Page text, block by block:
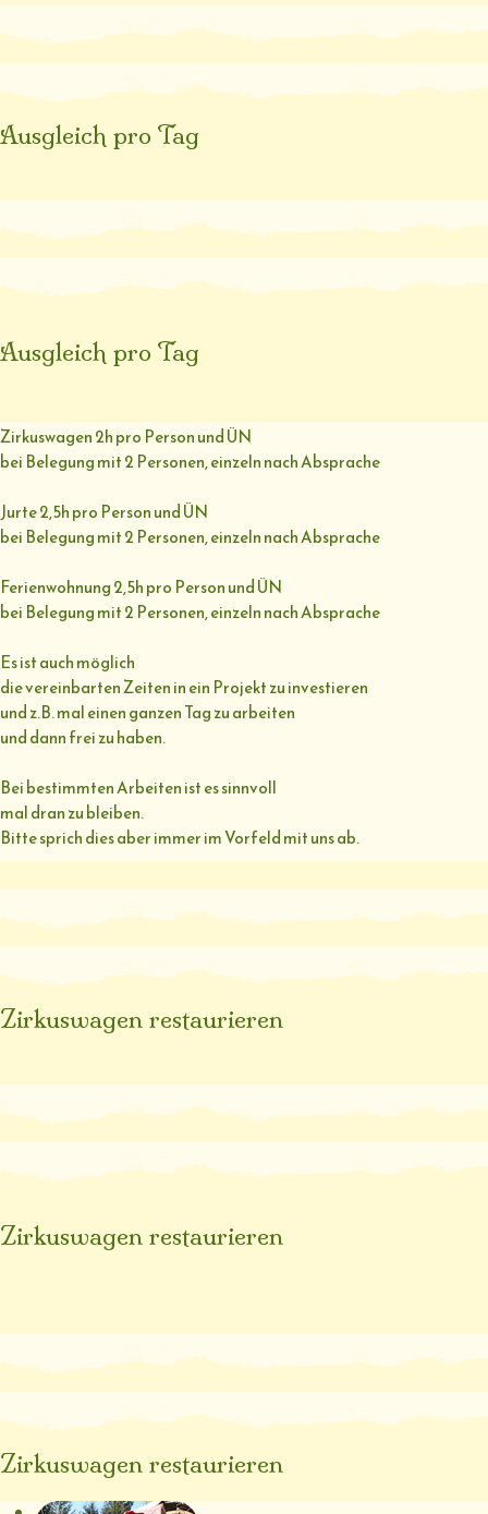
Ausgleich pro Tag
Ausgleich pro Tag
Zirkuswagen 2h pro Person und ÜN
bei Belegung mit 2 Personen, einzeln nach Absprache
Jurte 2,5h pro Person und ÜN
bei Belegung mit 2 Personen, einzeln nach Absprache
Ferienwohnung 2,5h pro Person und ÜN
bei Belegung mit 2 Personen, einzeln nach Absprache
Es ist auch möglich
die vereinbarten Zeiten in ein Projekt zu investieren
und z.B. mal einen ganzen Tag zu arbeiten
und dann frei zu haben.
Bei bestimmten Arbeiten ist es sinnvoll
mal dran zu bleiben.
Bitte sprich dies aber immer im Vorfeld mit uns ab.
Zirkuswagen restaurieren
Zirkuswagen restaurieren
Zirkuswagen restaurieren